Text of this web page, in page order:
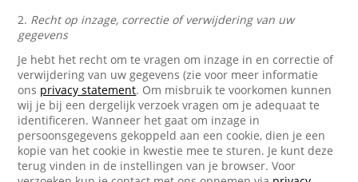
2. Recht op inzage, correctie of verwijdering van uw
gegevens
Je hebt het recht om te vragen om inzage in en correctie of
verwijdering van uw gegevens (zie voor meer informatie
ons privacy statement. Om misbruik te voorkomen kunnen
wij je bij een dergelijk verzoek vragen om je adequaat te
identificeren. Wanneer het gaat om inzage in
persoonsgegevens gekoppeld aan een cookie, dien je een
kopie van het cookie in kwestie mee te sturen. Je kunt deze
terug vinden in de instellingen van je browser. Voor